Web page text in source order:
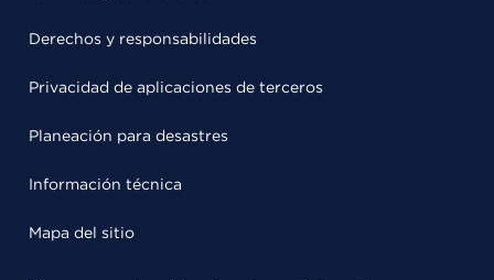
Derechos y responsabilidades
Privacidad de aplicaciones de terceros
Planeación para desastres
Información técnica
Mapa del sitio